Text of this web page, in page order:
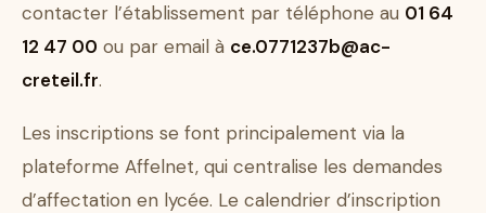
contacter l’établissement par téléphone au 01 64
12 47 00 ou par email à ce.0771237b@ac-
creteil.fr.
Les inscriptions se font principalement via la
plateforme Affelnet, qui centralise les demandes
d’affectation en lycée. Le calendrier d’inscription